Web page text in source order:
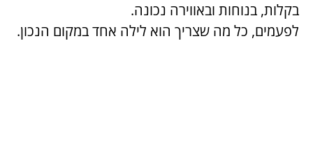
בקלות, בנוחות ובאווירה נכונה.
לפעמים, כל מה שצריך הוא לילה אחד במקום הנכון.